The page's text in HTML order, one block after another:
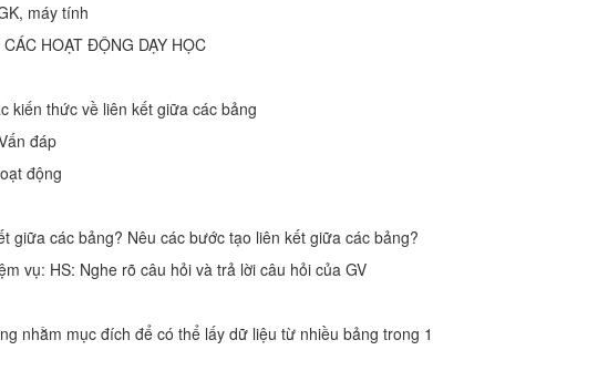
máy tính
HOẠT ĐỘNG DẠY HỌC
kiến thức về liên kết giữa các bảng
đáp
động
giữa các bảng? Nêu các bước tạo liên kết giữa các bảng?
vụ: HS: Nghe rõ câu hỏi và trả lời câu hỏi của GV
nhằm mục đích để có thể lấy dữ liệu từ nhiều bảng trong 1